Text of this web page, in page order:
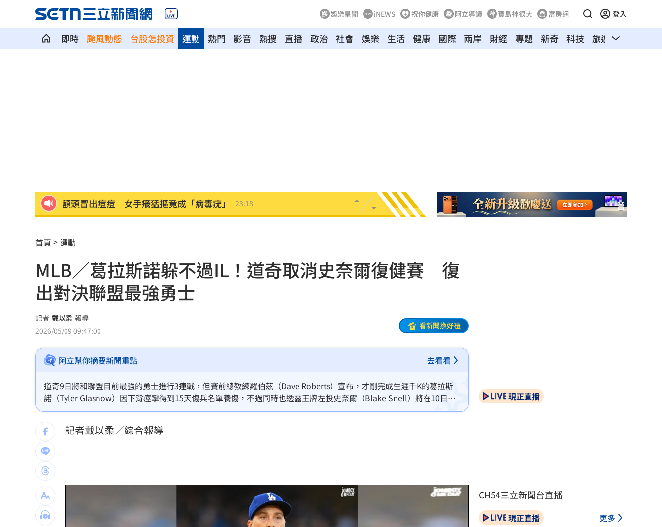
娛樂星聞 iNEWS 祝你健康 阿立導讀 寶島神很大 富房網 登入
即時 颱風動態 台股怎投資 熱門 影音 熱搜 直播 政治 社會 娛樂 生活 健康 國際 兩岸
運動 財經 專題 新奇 科技 旅遊 汽車
額頭冒出痘痘 女手癢猛摳竟成「病毒疣」 23:18
癌末男缺錢鋌而走險 3D玩具熊夾藏K他命
環法自行車賽爆作弊！女靠胸部裝備降風阻 23:14
學霸牙醫槓離職員工 為3萬筆電互告慘勝
俄羅斯蝗害肆虐如末日 網驚：聖經十災
慈濟採購BNT遭詐10億 他：不聽衛福部勸
蔡英文做2件事 黃暐瀚：台東變五五波
蔣萬安危險了！最新民調沈伯洋僅落後5% 23:00
「地獄酷暑」襲南韓 礦泉水曝曬恐致癌
父親節真的快樂嗎？房貸10年暴增逾400萬
22:56
台灣彩券開獎直播中 20:31
首頁 運動
MLB／葛拉斯諾躲不過IL！道奇取消史奈爾復健賽 復
出對決聯盟最強勇士
記者 戴以柔 報導
2026/05/09 09:47:00
看新聞換好禮
阿立幫你摘要新聞重點 去看看
道奇9日將和聯盟目前最強的勇士進行3連戰，但賽前總教練羅伯茲（Dave Roberts）宣布，才剛完成生涯千K的葛拉斯
諾（Tyler Glasnow）因下背痙攣得到15天傷兵名單養傷，不過同時也透露王牌左投史奈爾（Blake Snell）將在10日的
比賽，迎來本季首度先發。
記者戴以柔／綜合報導
現正直播
CH54三立新聞台直播
現正直播 更多